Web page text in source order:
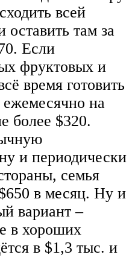
всей
оставить там за
Если
фруктовых и
время готовить
ежемесячно на
более $320.
и периодически
семья
в месяц. Ну и
вариант –
в хороших
в $1,3 тыс. и